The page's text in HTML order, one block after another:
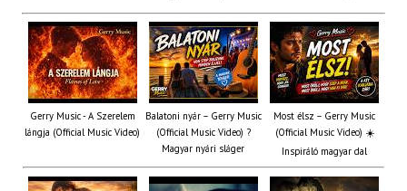
Gerry Music - A Szerelem
lángja (Official Music Video)
Balatoni nyár – Gerry Music
(Official Music Video) ?
Magyar nyári sláger
Most élsz – Gerry Music
(Official Music Video) ☀️
Inspiráló magyar dal